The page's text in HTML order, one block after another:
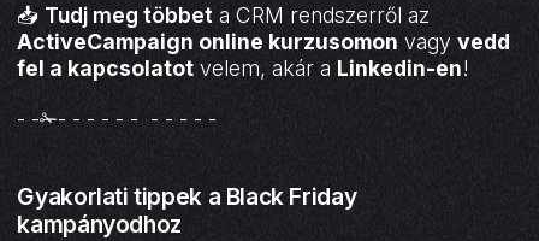
📥 Tudj meg többet a CRM rendszerről az
ActiveCampaign online kurzusomon vagyvedd
fel a kapcsolatot velem, akár a Linkedin-en!
- -✁- - - - - - - - - - -
Gyakorlati tippek a Black Friday
kampányodhoz